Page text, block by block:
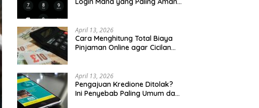
April 13, 2026
Cara Menghitung Total Biaya
Pinjaman Online agar Cicilan
April 13, 2026
Pengajuan Kredione Ditolak?
Ini Penyebab Paling Umum dan